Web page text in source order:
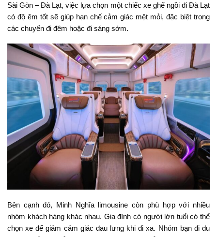
Sài Gòn – Đà Lạt, việc lựa chọn một chiếc xe ghế ngồi đi Đà Lạt
có độ êm tốt sẽ giúp hạn chế cảm giác mệt mỏi, đặc biệt trong
các chuyến đi đêm hoặc đi sáng sớm.
Bên cạnh đó, Minh Nghĩa limousine còn phù hợp với nhiều
nhóm khách hàng khác nhau. Gia đình có người lớn tuổi có thể
chọn xe để giảm cảm giác đau lưng khi đi xa. Nhóm bạn đi du